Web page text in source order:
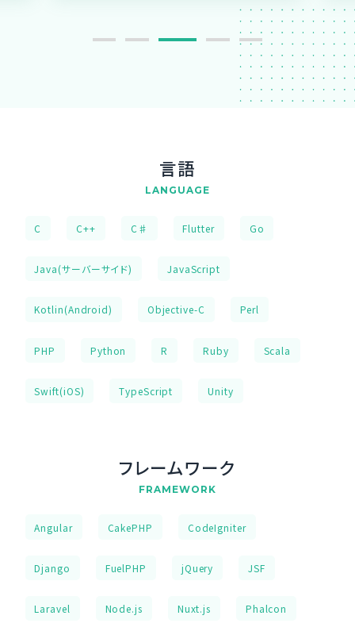
言語
LANGUAGE
C C++ C♯ Flutter Go
Java(サーバーサイド) JavaScript
Kotlin(Android) Objective-C Perl
PHP Python R Ruby Scala
Swift(iOS) TypeScript Unity
フレームワーク
FRAMEWORK
Angular CakePHP CodeIgniter
Django FuelPHP jQuery JSF
Laravel Node.js Nuxt.js Phalcon